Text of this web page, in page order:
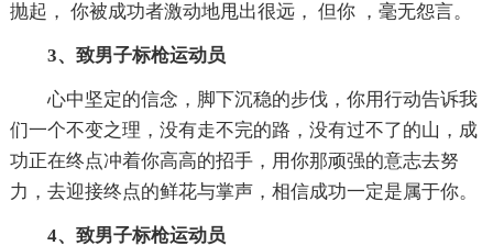
抛起， 你被成功者激动地甩出很远， 但你 ，毫无怨言。
3、致男子标枪运动员
心中坚定的信念，脚下沉稳的步伐，你用行动告诉我
们一个不变之理，没有走不完的路，没有过不了的山，成
功正在终点冲着你高高的招手，用你那顽强的意志去努
力，去迎接终点的鲜花与掌声，相信成功一定是属于你。
4、致男子标枪运动员